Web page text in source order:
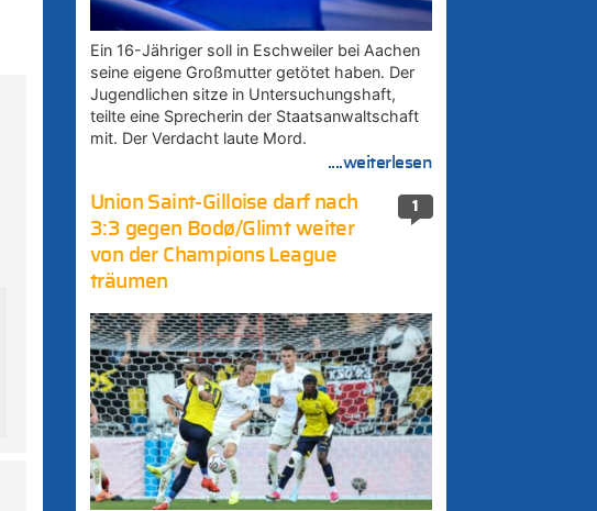
Ein 16-Jähriger soll in Eschweiler bei Aachen
seine eigene Großmutter getötet haben. Der
Jugendlichen sitze in Untersuchungshaft,
teilte eine Sprecherin der Staatsanwaltschaft
mit. Der Verdacht laute Mord.
....weiterlesen
1
Union Saint-Gilloise darf nach
3:3 gegen Bodø/Glimt weiter
von der Champions League
träumen